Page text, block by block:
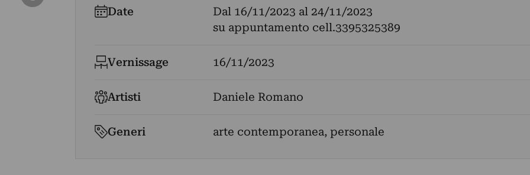
Date Dal 16/11/2023 al 24/11/2023
su appuntamento cell.3395325389
Vernissage 16/11/2023
Artisti Daniele Romano
Generi arte contemporanea, personale